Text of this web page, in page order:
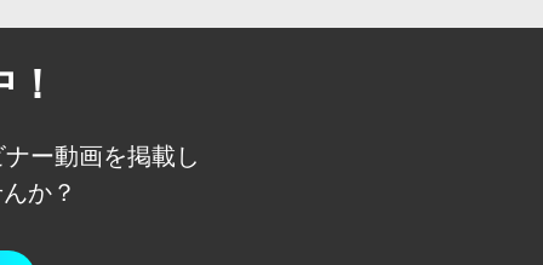
ー動画を掲載し
か？